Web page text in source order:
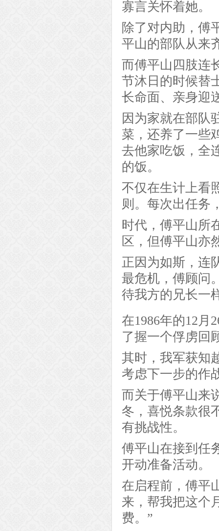
寡言关怀着她。
除了对内助，傅
平山的部队从来
而傅平山四肢连
节沐日的时候替
长命面、亲身迎
因为家就在部队
菜，还养了一些
去他家吃饭，全
的饭。
不仅在生计上看
则。每次出任务
时代，傅平山所
区，但傅平山亦
正因为如斯，连
最危机，傅顾问
待我方的兄长一
在1986年的12月
了握一个俘虏回
其时，我军获知
考虑下一步的作
而关于傅平山来
冬，喜悦条款很
有挑战性。
傅平山在接到任
开动准备活动。
在启程前，傅平
来，帮我把这个
费。”